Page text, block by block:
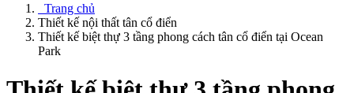
Trang chủ
Thiết kế nội thất tân cổ điển
Thiết kế biệt thự 3 tầng phong cách tân cổ điển tại Ocean
Park